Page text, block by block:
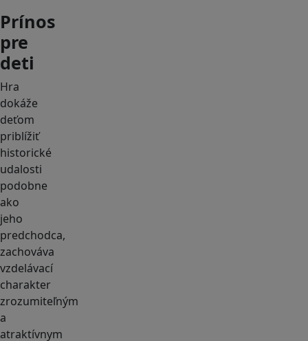
Prínos
pre
deti
Hra
dokáže
deťom
priblížiť
historické
udalosti
podobne
ako
jeho
predchodca,
zachováva
vzdelávací
charakter
zrozumiteľným
a
atraktívnym